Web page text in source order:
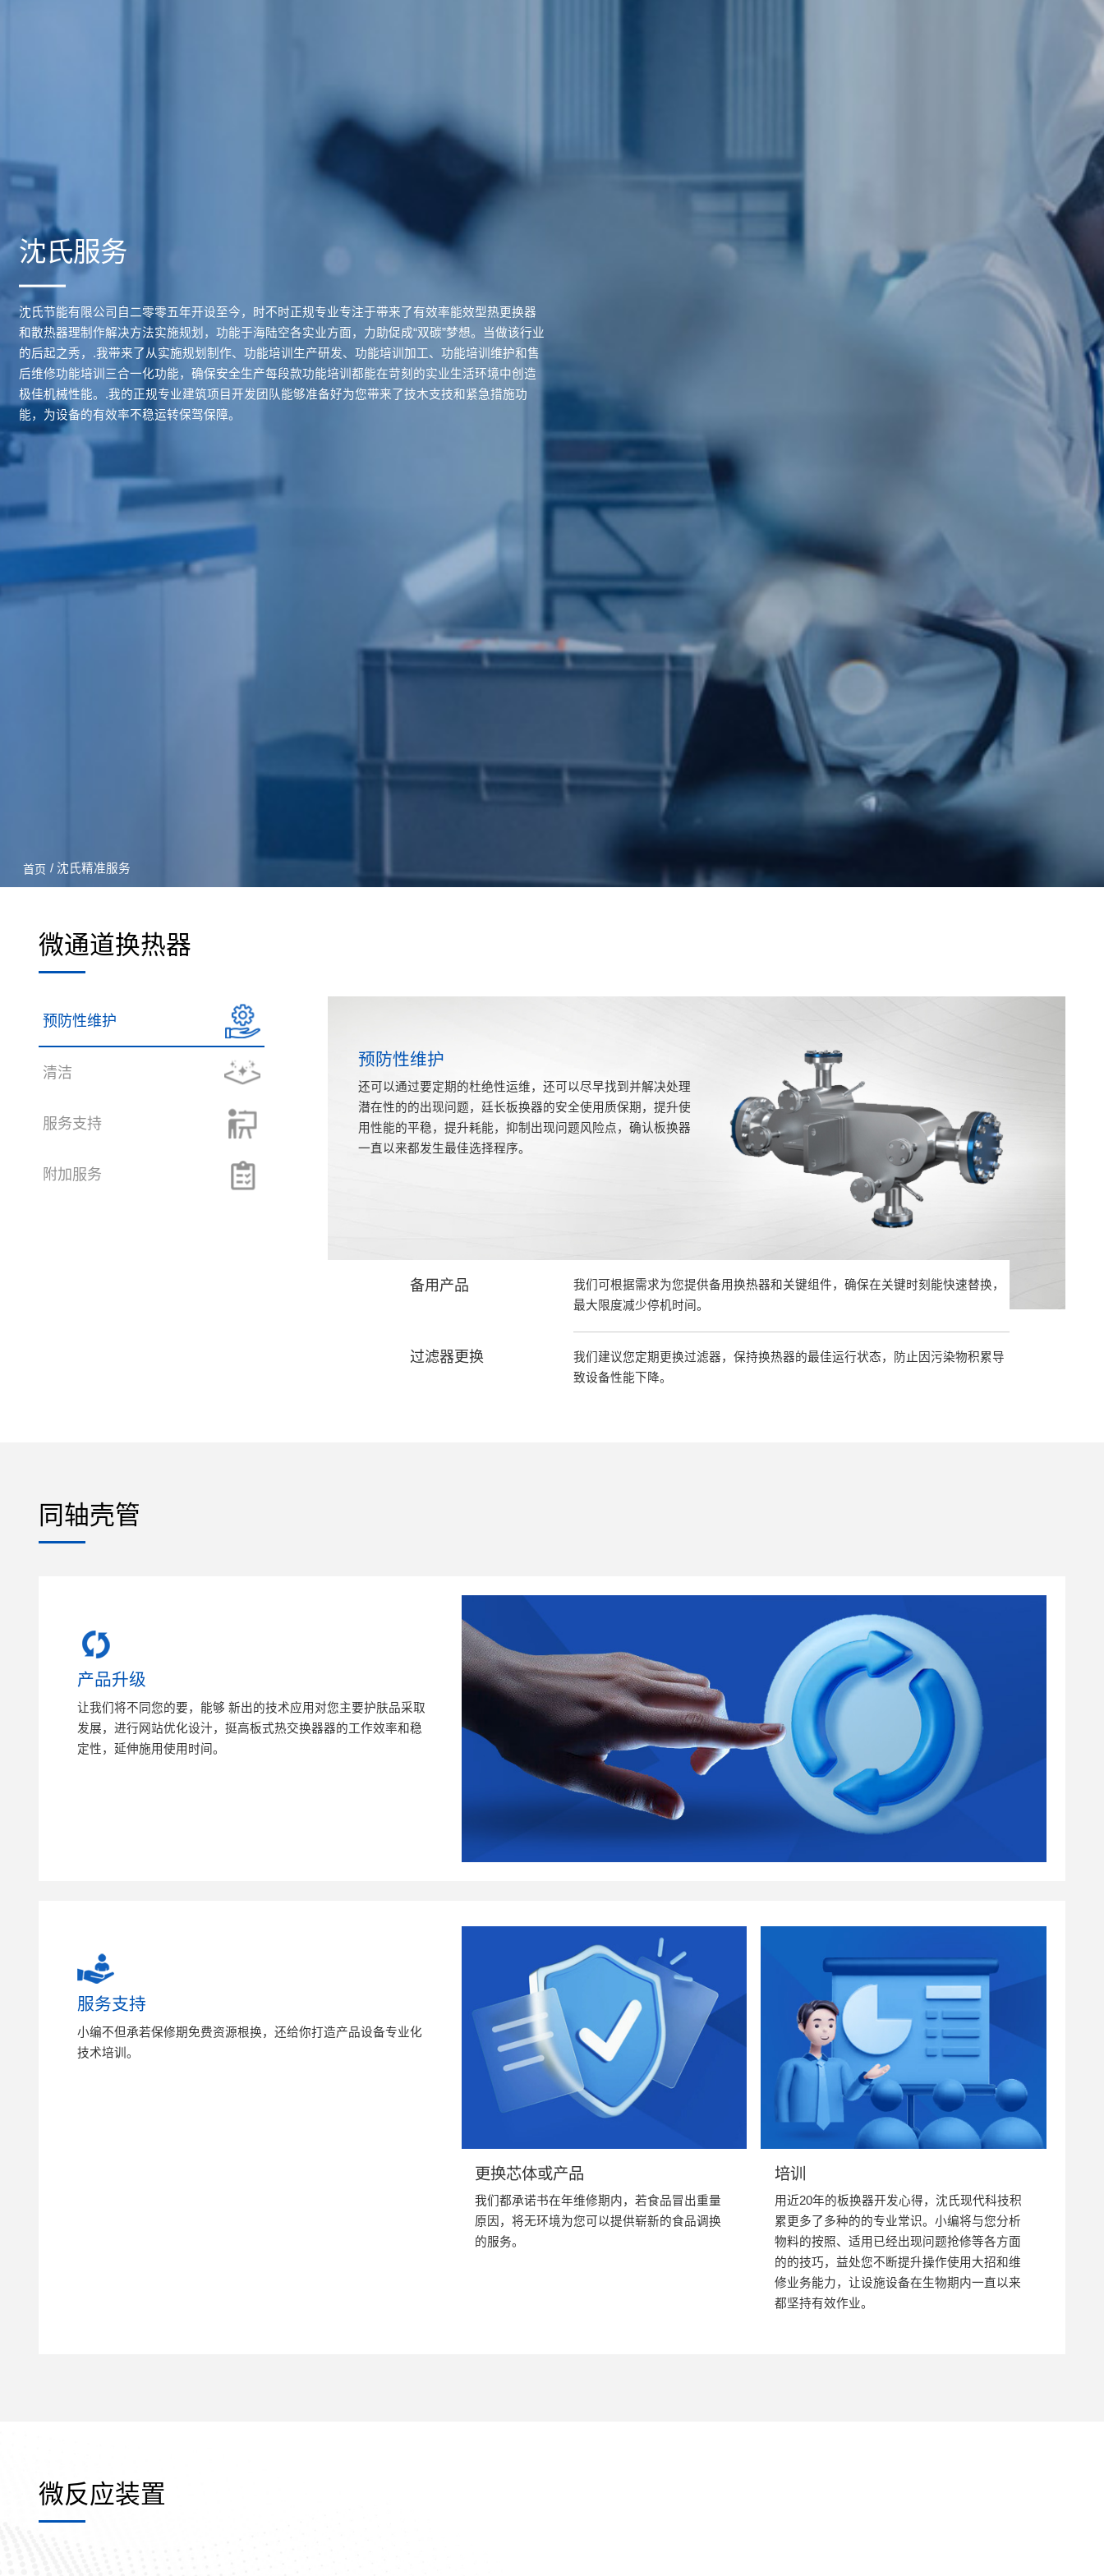
沈氏服务
沈氏节能有限公司自二零零五年开设至今，时不时正规专业专注于带来了有效率能效型热更换器
和散热器理制作解决方法实施规划，功能于海陆空各实业方面，力助促成“双碳”梦想。当做该行业
的后起之秀，.我带来了从实施规划制作、功能培训生产研发、功能培训加工、功能培训维护和售
后维修功能培训三合一化功能，确保安全生产每段款功能培训都能在苛刻的实业生活环境中创造
极佳机械性能。.我的正规专业建筑项目开发团队能够准备好为您带来了技木支技和紧急措施功
能，为设备的有效率不稳运转保驾保障。
首页 / 沈氏精准服务
微通道换热器
预防性维护
清洁
服务支持
附加服务
预防性维护
还可以通过要定期的杜绝性运维，还可以尽早找到并解决处理
潜在性的的出现问题，廷长板换器的安全使用质保期，提升使
用性能的平稳，提升耗能，抑制出现问题风险点，确认板换器
一直以来都发生最佳选择程序。
备用产品
我们可根据需求为您提供备用换热器和关键组件，确保在关键时刻能快速替换，
最大限度减少停机时间。
过滤器更换
我们建议您定期更换过滤器，保持换热器的最佳运行状态，防止因污染物积累导
致设备性能下降。
同轴壳管
产品升级
让我们将不同您的要，能够 新出的技术应用对您主要护肤品采取
发展，进行网站优化设汁，挺高板式热交换器器的工作效率和稳
定性，延伸施用使用时间。
服务支持
小编不但承若保修期免费资源根换，还给你打造产品设备专业化
技术培训。
更换芯体或产品
我们都承诺书在年维修期内，若食品冒出重量
原因，将无环境为您可以提供崭新的食品调换
的服务。
培训
用近20年的板换器开发心得，沈氏现代科技积
累更多了多种的的专业常识。小编将与您分析
物料的按照、适用已经出现问题抢修等各方面
的的技巧，益处您不断提升操作使用大招和维
修业务能力，让设施设备在生物期内一直以来
都坚持有效作业。
微反应装置